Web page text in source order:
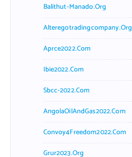
Balithut-Manado.org
Alteregotradingcompany.org
Aprce2022.com
Ibie2022.com
Sbcc-2022.com
AngolaOilAndGas2022.com
Convoy4Freedom2022.com
Grur2023.org